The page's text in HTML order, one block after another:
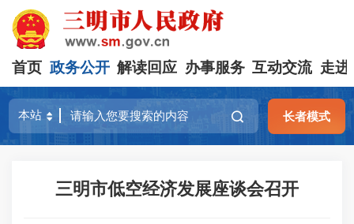
首页 政务公开 解读回应 办事服务 互动交流 走进
长者模式
三明市低空经济发展座谈会召开